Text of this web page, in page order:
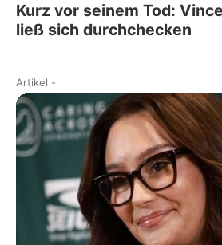
Kurz vor seinem Tod:
ließ sich durchchecken
Artikel -